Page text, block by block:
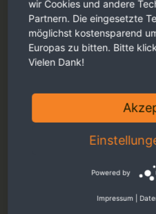
wir Cookies und andere
Partnern. Die eingesetzte
möglichst kostensparend
Europas zu bitten. Bitte
Vielen Dank!
Powered by
Impressum